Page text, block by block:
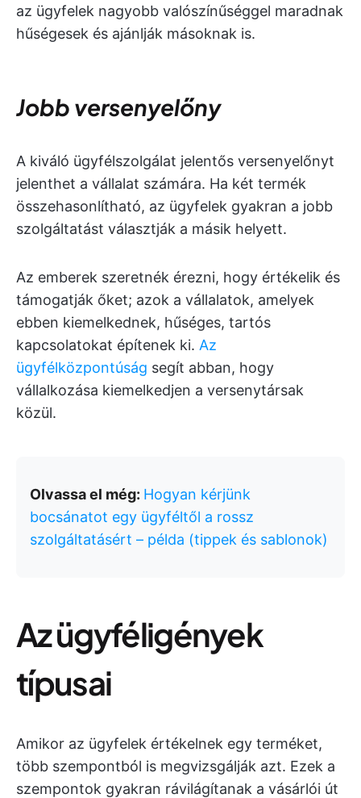
az ügyfelek nagyobb valószínűséggel maradnak
hűségesek és ajánlják másoknak is.
Jobb versenyelőny
A kiváló ügyfélszolgálat jelentős versenyelőnyt
jelenthet a vállalat számára. Ha két termék
összehasonlítható, az ügyfelek gyakran a jobb
szolgáltatást választják a másik helyett.
Az emberek szeretnék érezni, hogy értékelik és
támogatják őket; azok a vállalatok, amelyek
ebben kiemelkednek, hűséges, tartós
kapcsolatokat építenek ki. Az
ügyfélközpontúság segít abban, hogy
vállalkozása kiemelkedjen a versenytársak
közül.
Olvassa el még: Hogyan kérjünk
bocsánatot egy ügyféltől a rossz
szolgáltatásért – példa (tippek és sablonok)
Az ügyféligények
típusai
Amikor az ügyfelek értékelnek egy terméket,
több szempontból is megvizsgálják azt. Ezek a
szempontok gyakran rávilágítanak a vásárlói út